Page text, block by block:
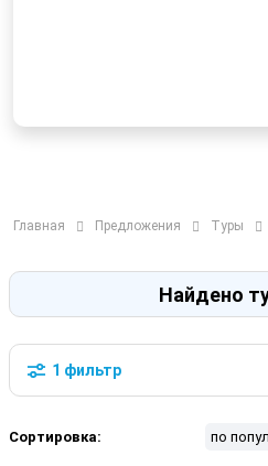
Главная Предложения Туры
Найдено
1 фильтр
Сортировка: по